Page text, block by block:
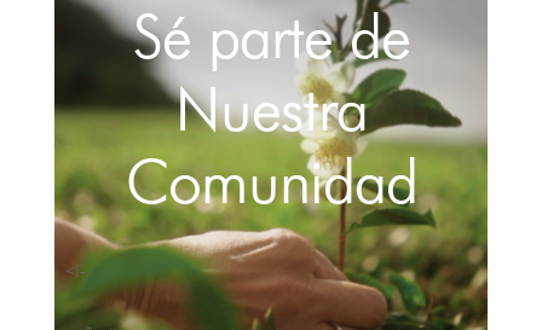
Sé parte de
Nuestra
Comunidad
<!-